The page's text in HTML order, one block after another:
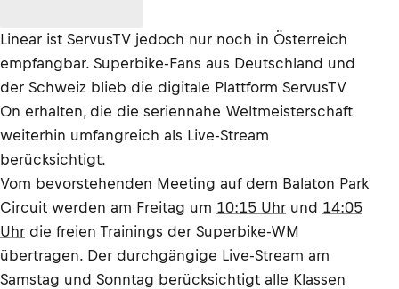
Linear ist ServusTV jedoch nur noch in Österreich
empfangbar. Superbike-Fans aus Deutschland und
der Schweiz blieb die digitale Plattform ServusTV
On erhalten, die die seriennahe Weltmeisterschaft
weiterhin umfangreich als Live-Stream
berücksichtigt.
Vom bevorstehenden Meeting auf dem Balaton Park
Circuit werden am Freitag um 10:15 Uhr und 14:05
Uhr die freien Trainings der Superbike-WM
übertragen. Der durchgängige Live-Stream am
Samstag und Sonntag berücksichtigt alle Klassen